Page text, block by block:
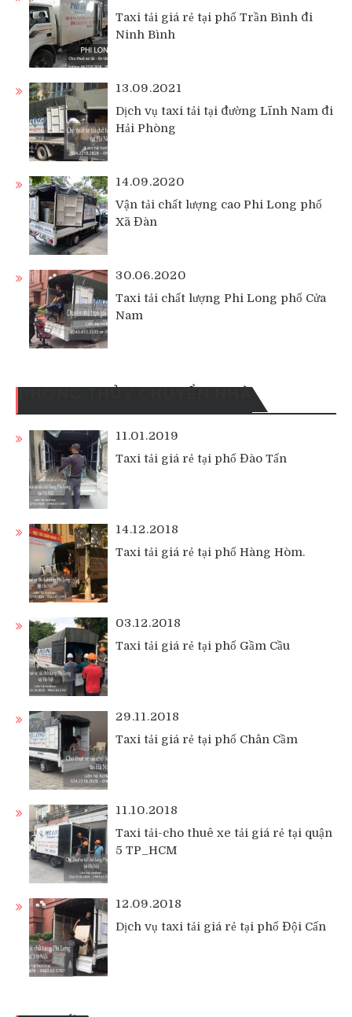
Taxi tải giá rẻ tại phố Trần Bình đi
Ninh Bình
13.09.2021
Dịch vụ taxi tải tại đường Lĩnh Nam đi
Hải Phòng
14.09.2020
Vận tải chất lượng cao Phi Long phố
Xã Đàn
30.06.2020
Taxi tải chất lượng Phi Long phố Cửa
Nam
11.01.2019
Taxi tải giá rẻ tại phố Đào Tấn
14.12.2018
Taxi tải giá rẻ tại phố Hàng Hòm.
03.12.2018
Taxi tải giá rẻ tại phố Gầm Cầu
29.11.2018
Taxi tải giá rẻ tại phố Chân Cầm
11.10.2018
Taxi tải-cho thuê xe tải giá rẻ tại quận
5 TP_HCM
12.09.2018
Dịch vụ taxi tải giá rẻ tại phố Đội Cấn